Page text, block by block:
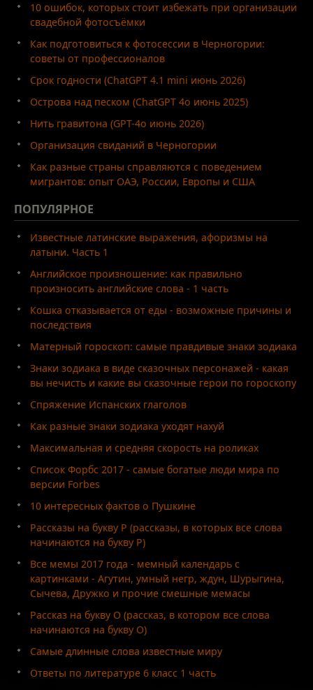
10 ошибок, которых стоит избежать при организации
свадебной фотосъёмки
Как подготовиться к фотосессии в Черногории:
советы от профессионалов
Срок годности (ChatGPT 4.1 mini июнь 2026)
Острова над песком (ChatGPT 4o июнь 2025)
Нить гравитона (GPT-4o июнь 2026)
Организация свиданий в Черногории
Как разные страны справляются с поведением
мигрантов: опыт ОАЭ, России, Европы и США
ПОПУЛЯРНОЕ
Известные латинские выражения, афоризмы на
латыни. Часть 1
Английское произношение: как правильно
произносить английские слова - 1 часть
Кошка отказывается от еды - возможные причины и
последствия
Матерный гороскоп: самые правдивые знаки зодиака
Знаки зодиака в виде сказочных персонажей - какая
вы нечисть и какие вы сказочные герои по гороскопу
Спряжение Испанских глаголов
Как разные знаки зодиака уходят нахуй
Максимальная и средняя скорость на роликах
Список Форбс 2017 - самые богатые люди мира по
версии Forbes
10 интересных фактов о Пушкине
Рассказы на букву Р (рассказы, в которых все слова
начинаются на букву Р)
Все мемы 2017 года - мемный календарь с
картинками - Агутин, умный негр, ждун, Шурыгина,
Сычева, Дружко и прочие смешные мемасы
Рассказ на букву О (рассказ, в котором все слова
начинаются на букву О)
Самые длинные слова известные миру
Ответы по литературе 6 класс 1 часть